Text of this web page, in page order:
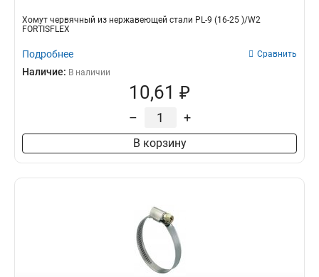
Хомут червячный из нержавеющей стали PL-9 (16-25 )/W2
FORTISFLEX
Подробнее Сравнить
Наличие: В наличии
10,61 ₽
– +
В корзину